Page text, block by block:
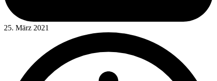
25. März 2021